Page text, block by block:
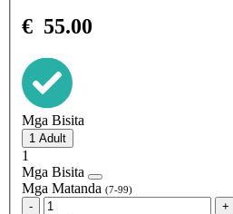
€ 55.00
Mga Bisita
1
Mga Bisita
Mga Matanda (7-99)
- +